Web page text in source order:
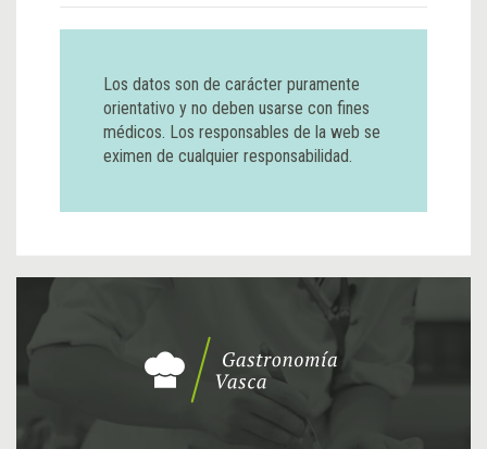
Los datos son de carácter puramente
orientativo y no deben usarse con fines
médicos. Los responsables de la web se
eximen de cualquier responsabilidad.